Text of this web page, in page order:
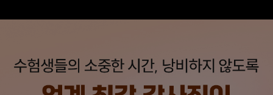
않았을까 생각하고,
주변 분들에게도
감정평가사 시작은
GS를 통해 넉넉한 실무
점수를 받으며 합격할 수
있었습니다.